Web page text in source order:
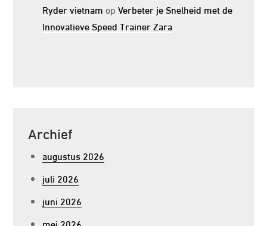
Ryder vietnam opVerbeter je Snelheid met de
Innovatieve Speed Trainer Zara
Archief
augustus 2026
juli 2026
juni 2026